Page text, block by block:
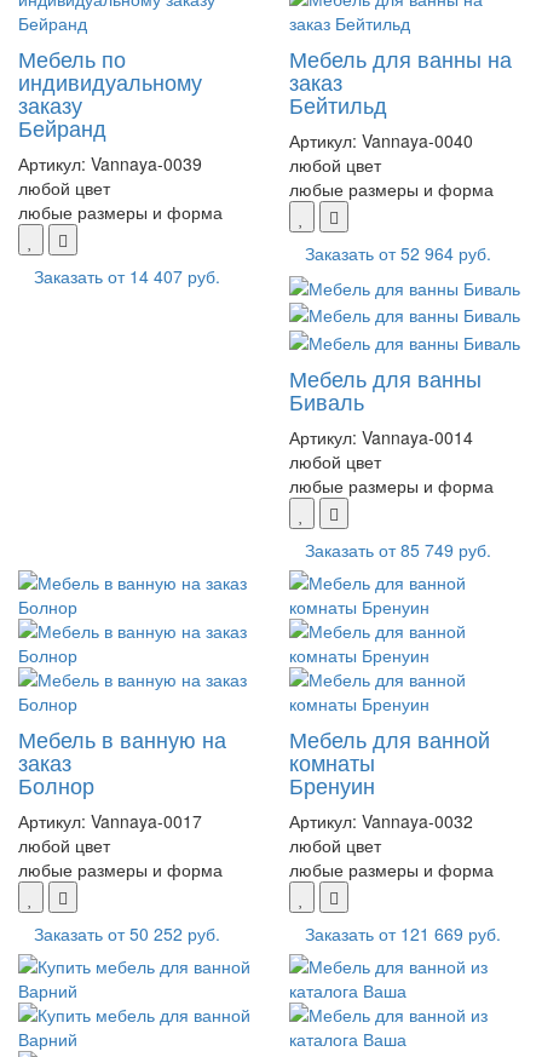
Мебель по
индивидуальному
заказу
Бейранд
Артикул: Vannaya-0039
любой цвет
любые размеры и форма
Заказать от 14 407 руб.
Мебель для ванны на
заказ
Бейтильд
Артикул: Vannaya-0040
любой цвет
любые размеры и форма
Заказать от52 964 руб.
Мебель для ванны
Биваль
Артикул: Vannaya-0014
любой цвет
любые размеры и форма
Заказать от85 749 руб.
Мебель в ванную на
заказ
Болнор
Артикул: Vannaya-0017
любой цвет
любые размеры и форма
Заказать от50 252 руб.
Мебель для ванной
комнаты
Бренуин
Артикул: Vannaya-0032
любой цвет
любые размеры и форма
Заказать от 121 669 руб.